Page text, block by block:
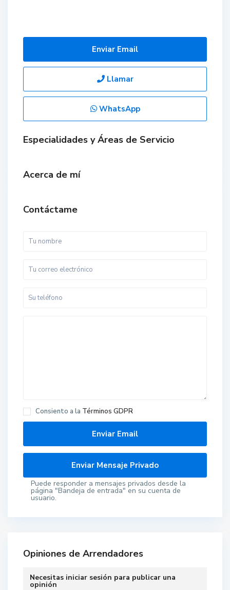
Enviar Email
Llamar
WhatsApp
Especialidades y Áreas de Servicio
Acerca de mí
Contáctame
Consiento a la Términos GDPR
Puede responder a mensajes privados desde la
página "Bandeja de entrada" en su cuenta de
usuario.
Opiniones de Arrendadores
Necesitas iniciar sesión para publicar una
opinión